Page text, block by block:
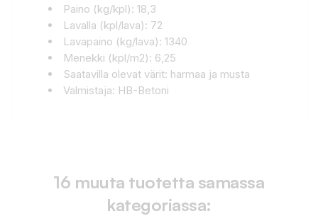
Paino (kg/kpl): 18,3
Lavalla (kpl/lava): 72
Lavapaino (kg/lava): 1340
Menekki (kpl/m2): 6,25
Saatavilla olevat värit: harmaa ja musta
Valmistaja: HB-Betoni
16 muuta tuotetta samassa
kategoriassa: